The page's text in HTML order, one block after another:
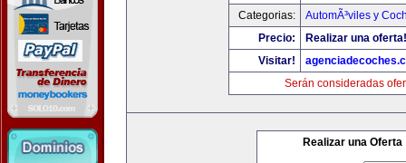
Categorias:
AutomÃ³viles y
Precio:
Realizar una oferta!
Visitar!
Serán consideradas
Realizar una Oferta